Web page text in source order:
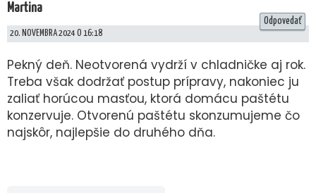
Martina
20. NOVEMBRA 2024 O 16:18
Pekný deň. Neotvorená vydrží v chladničke aj rok.
Treba však dodržať postup prípravy, nakoniec ju
zaliať horúcou masťou, ktorá domácu paštétu
konzervuje. Otvorenú paštétu skonzumujeme čo
najskôr, najlepšie do druhého dňa.
Odpovedať